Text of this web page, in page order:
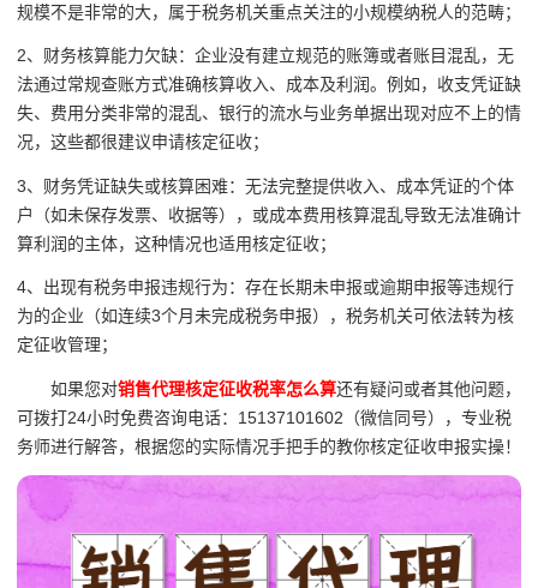
规模不是非常的大，属于税务机关重点关注的小规模纳税人的范畴；
2、财务核算能力欠缺：企业没有建立规范的账簿或者账目混乱，无
法通过常规查账方式准确核算收入、成本及利润。例如，收支凭证缺
失、费用分类非常的混乱、银行的流水与业务单据出现对应不上的情
况，这些都很建议申请核定征收；
3、财务凭证缺失或核算困难：无法完整提供收入、成本凭证的个体
户（如未保存发票、收据等），或成本费用核算混乱导致无法准确计
算利润的主体，这种情况也适用核定征收；
4、出现有税务申报违规行为：存在长期未申报或逾期申报等违规行
为的企业（如连续3个月未完成税务申报），税务机关可依法转为核
定征收管理；
如果您对销售代理核定征收税率怎么算还有疑问或者其他问题，
可拨打24小时免费咨询电话：15137101602（微信同号），专业税
务师进行解答，根据您的实际情况手把手的教你核定征收申报实操！